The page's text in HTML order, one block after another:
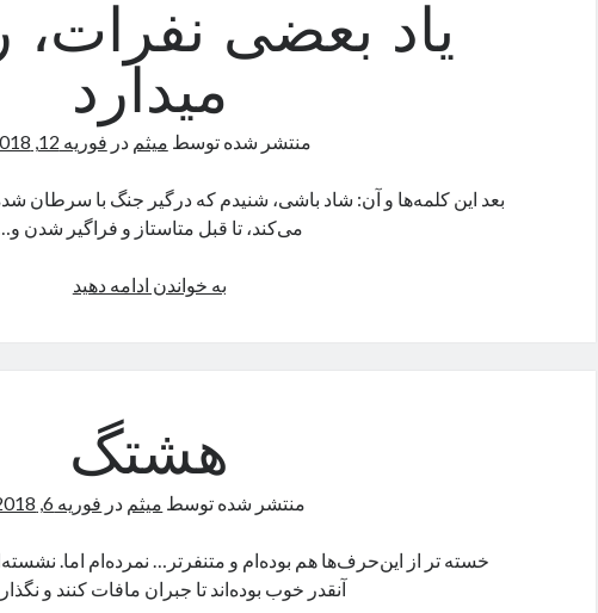
یاد بعضی نفرات،
میدارد
منتشر شده توسط میثم در فوریه 12, 2018
بعد این کلمه‌ها و آن: شاد باشی، شنیدم که درگیر جنگ با
می‌کند، تا قبل متاستاز و فراگیر شدن
به خواندن ادامه دهید
هشتگ
منتشر شده توسط میثم در فوریه 6, 2018
خسته تر از این‌حرف‌ها هم بوده‌ام و متنفرتر… نمرده‌ام اما.
آنقدر خوب بوده‌اند تا جبران مافات کنند و